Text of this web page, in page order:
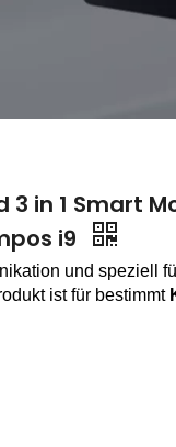
3 in 1 Smart
i9
und speziell
ist für bestimmt